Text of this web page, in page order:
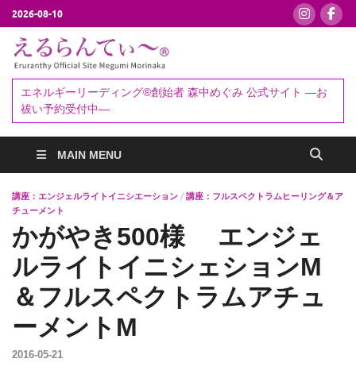
2026-08-10
ぃ～®
予約受付中
エネルギーリーディング®創始者 森中めぐみ 公式サイト ―お
祓い予約受付中―
MAIN MENU
講座：エンジェルライトイニシエーション / 講座：フルスペクトラムヒーリング＆ア
チューメント
かがやき500様 エンジェ
ルライトイニシェションM
＆フルスペクトラムアチュ
ーメントM
2016-05-21